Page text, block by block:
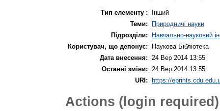
Тип елементу :
Інший
Теми:
Природничі науки
Підрозділи:
Навчально-науковий
Користувач, що депонує:
Наукова Бібліотека
Дата внесення:
24 Вер 2014 13:55
Останні зміни:
24 Вер 2014 13:55
URI: https://
Actions (login required)